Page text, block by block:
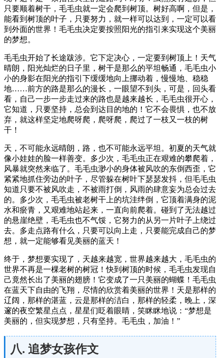
只要顺着树干，毛毛虫就一定会爬到树顶。树好高啊，但是，
能看到树顶的叶子，只要努力，就一样可以达到，一定可以看
到外面的世界！毛毛虫决定要按照阳光的指引来实现这个美丽
的梦想。
毛毛虫开始了长途跋涉。它下定决心，一定要到树顶上！天气
晴朗，阳光灿烂的日子里，树干是那么的平坦畅通，毛毛虫小
小的身影在阳光的指引下缓缓地向上挪动着，慢慢地、稳稳
地……前方的路是那么的漫长，一眼望不到头，可是，回头看
看，自己一步一步走过来的路也是越来越长，毛毛虫很开心，
它知道，只要坚持，总会到达目的地的！它不会畏惧，也不放
弃，就这样坚定地爬呀爬，爬呀爬，爬过了一枝又一枝的树
干！
天，不可能永远晴朗，路，也不可能永远平坦。初夏的天气就
像小娃娃的脸一样善变。多少次，毛毛虫正在艰难的攀爬着，
风暴就突然来临了。毛毛虫渺小的身体被风吹的东倒西歪，它
紧紧地抓住旁边的叶子，尽管躲在树叶下瑟瑟发抖，但毛毛虫
知道只要不被风吹走，不被雨打倒，风雨的肆意妄为总会过去
的。多少次，毛毛虫被老树干上的坑洼绊倒，它顶着满身的泥
水和瘀青，又艰难地站起来，一直向前爬着。碰到了无法越过
的悬崖绝壁，毛毛虫也不气馁，它努力的从另一片叶子上绕过
去。多走点路有什么，只要可以向上走，只要能完成自己的梦
想，就一定能够看见美丽的蓝天！
终于，梦想要实现了，天越来越宽，世界越来越大，毛毛虫的
世界不再是一棵老树的树冠！快到树顶的时候，毛毛虫发现自
己竟然长出了美丽的翅膀！它变成了一只美丽的蝴蝶！毛毛虫
在蓝天下自由的飞翔，尽情的欣赏着美丽的世界！天是那样的
辽阔，那样的湛蓝，云是那样的洁白，那样的轻柔，晚上，深
邃的夜空繁星点点，星星们眨着眼睛，笑眯眯地说：“梦想是
美丽的，但实现梦想，只有坚持。毛毛虫，加油！”
八. 追梦女孩作文